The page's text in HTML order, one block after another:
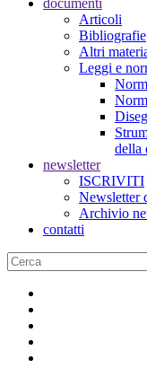
documenti
Articoli
Bibliografie
Altri
Leggi e
della
newsletter
ISCRIVITI
Newsletter
Archivio
contatti